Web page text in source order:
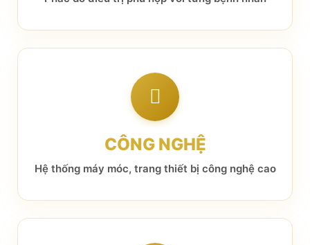
CÔNG NGHỆ
Hệ thống máy móc, trang thiết bị công nghệ cao